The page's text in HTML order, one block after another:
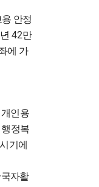
용 안정
년 42만
에 가
인용
행정복
기에
자활